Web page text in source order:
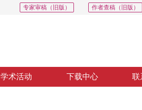
作者查稿（旧版）
专家审稿（旧版）
学术活动 下载中心 联